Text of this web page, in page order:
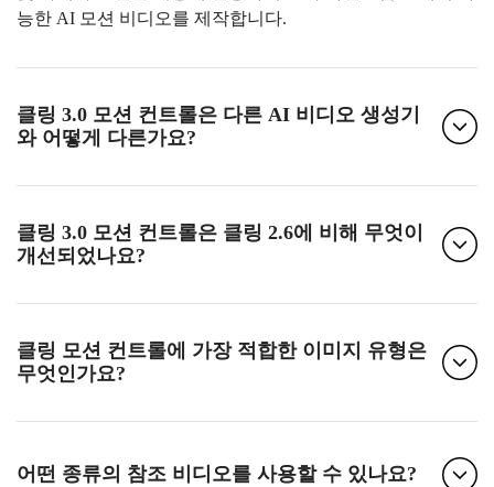
능한 AI 모션 비디오를 제작합니다.
클링 3.0 모션 컨트롤은 다른 AI 비디오 생성기
와 어떻게 다른가요?
클링 3.0 모션 컨트롤은 클링 2.6에 비해 무엇이
개선되었나요?
클링 모션 컨트롤에 가장 적합한 이미지 유형은
무엇인가요?
어떤 종류의 참조 비디오를 사용할 수 있나요?